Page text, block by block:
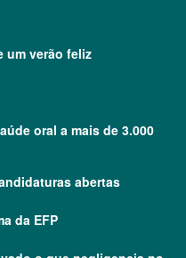
um verão feliz
oral a mais de 3.000
abertas
da EFP